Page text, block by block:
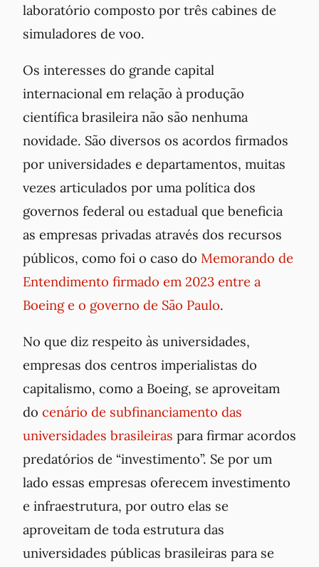
laboratório composto por três cabines de
simuladores de voo.
Os interesses do grande capital
internacional em relação à produção
científica brasileira não são nenhuma
novidade. São diversos os acordos firmados
por universidades e departamentos, muitas
vezes articulados por uma política dos
governos federal ou estadual que beneficia
as empresas privadas através dos recursos
públicos, como foi o caso do Memorando de
Entendimento firmado em 2023 entre a
Boeing e o governo de São Paulo.
No que diz respeito às universidades,
empresas dos centros imperialistas do
capitalismo, como a Boeing, se aproveitam
do cenário de subfinanciamento das
universidades brasileiras para firmar acordos
predatórios de “investimento”. Se por um
lado essas empresas oferecem investimento
e infraestrutura, por outro elas se
aproveitam de toda estrutura das
universidades públicas brasileiras para se